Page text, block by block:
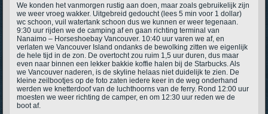
We konden het vanmorgen rustig aan doen, maar zoals gebruikelijk zijn
we weer vroeg wakker. Uitgebreid gedoucht (lees 5 min voor 1 dollar)
wc schoon, vuil watertank schoon dus we kunnen er weer tegenaan.
9:30 uur rijden we de camping af en gaan richting terminal van
Nanaimo – Horseshoebay Vancouver. 10:40 uur varen we af, en
verlaten we Vancouver Island ondanks de bewolking zitten we eigenlijk
de hele tijd in de zon. De overtocht zou ruim 1,5 uur duren, dus maar
even naar binnen een lekker bakkie koffie halen bij de Starbucks. Als
we Vancouver naderen, is de skyline helaas niet duidelijk te zien. De
kleine zeilbootjes op de foto zaten iedere keer in de weg onderhand
werden we knetterdoof van de luchthoorns van de ferry. Rond 12:00 uur
moesten we weer richting de camper, en om 12:30 uur reden we de
boot af.